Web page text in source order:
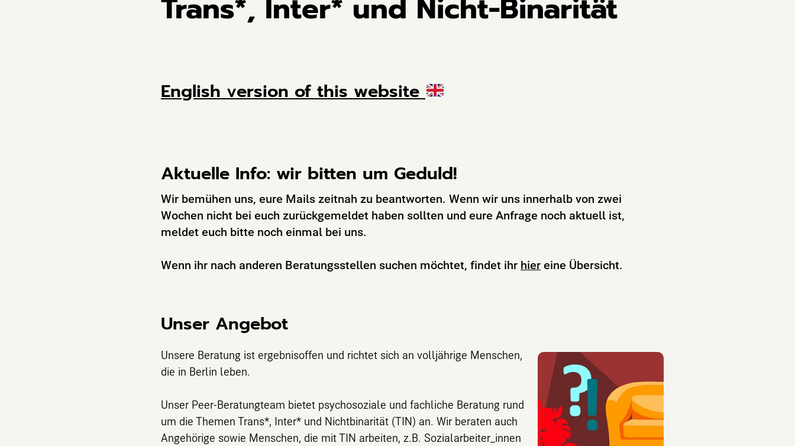
Trans*, Inter* und Nicht-Binarität
English version of this website
Aktuelle Info: wir bitten um Geduld!
Wir bemühen uns, eure Mails zeitnah zu beantworten. Wenn wir uns innerhalb von zwei
Wochen nicht bei euch zurückgemeldet haben sollten und eure Anfrage noch aktuell ist,
meldet euch bitte noch einmal bei uns.
Wenn ihr nach anderen Beratungsstellen suchen möchtet, findet ihr hier eine Übersicht.
Unser Angebot
Unsere Beratung ist ergebnisoffen und richtet sich an volljährige Menschen,
die in Berlin leben.
Unser Peer-Beratungteam bietet psychosoziale und fachliche Beratung rund
um die Themen Trans*, Inter* und Nichtbinarität (TIN) an. Wir beraten auch
Angehörige sowie Menschen, die mit TIN arbeiten, z.B. Sozialarbeiter_innen